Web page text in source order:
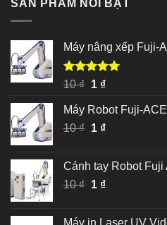
SẢN PHẨM NỔI BẬT
Máy nâng xếp Fuji-
Được xếp
5 sao
10₫ Giá
là:
10 ₫.
1 ₫Giá
tại
là:
Máy Robot Fuji-
10₫ Giá
10 ₫.
1 ₫Giá
là:
1 ₫.
Cánh tay Robot Fuji
10₫ Giá
1 ₫Giá
Máy in Laser UV